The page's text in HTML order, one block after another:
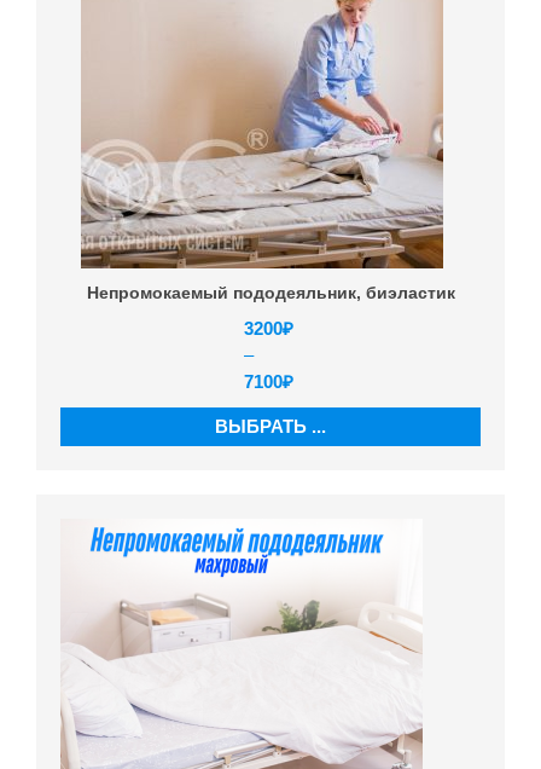
Непромокаемый пододеяльник, биэластик
3200₽
–
7100₽
ВЫБРАТЬ ...